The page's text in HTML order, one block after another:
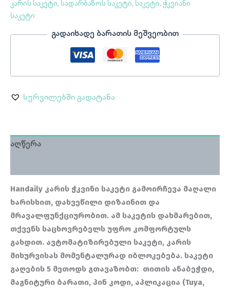
კარის საკეტი, სადარბაზოს საკეტი, საკეტი, ჭკვიანი
საკეტი
გადაიხადე ბარათის მეშვეობით
სურვილებში გადატანა
აღწერა
Handaily კარის ჭკვინი საკეტი გამოირჩევა მაღალი
ხარისხით, დახვეწილი დიზაინით და
მრავალფუნქციურობით. ამ საკეტის დახმარებით,
თქვენს საცხოვრებელს უფრო კომფორტულს
გახდით. ავტომატიზირებული საკეტი, კარის
მიხურვისას მომენტალურად იბლოკებება. საკეტი
გაღების 5 მეთოდს გთავაზობთ: თითის ანაბეჭდი,
მაგნიტური ბარათი, პინ კოდი, აპლიკაცია (Tuya,